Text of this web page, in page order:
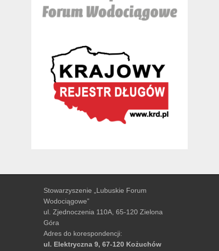
Stowarzyszenie „Lubuskie Forum
Wodociągowe”
ul. Zjednoczenia 110A, 65-120 Zielona
Góra
Adres do korespondencji:
ul. Elektryczna 9, 67-120 Kożuchów